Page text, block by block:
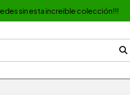
sin esta increible colección!!!